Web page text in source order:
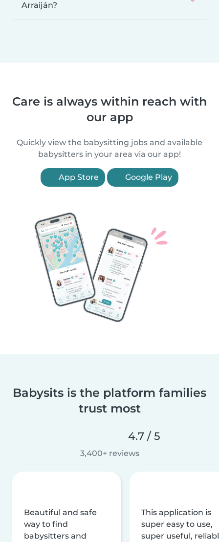
Arraiján?
Care is always within reach with
our app
Quickly view the babysitting jobs and available
babysitters in your area via our app!
App Store Google Play
Babysits is the platform families
trust most
4.7 / 5
3,400+ reviews
Beautiful and safe
way to find
babysitters and
This application is
super easy to use,
super useful,